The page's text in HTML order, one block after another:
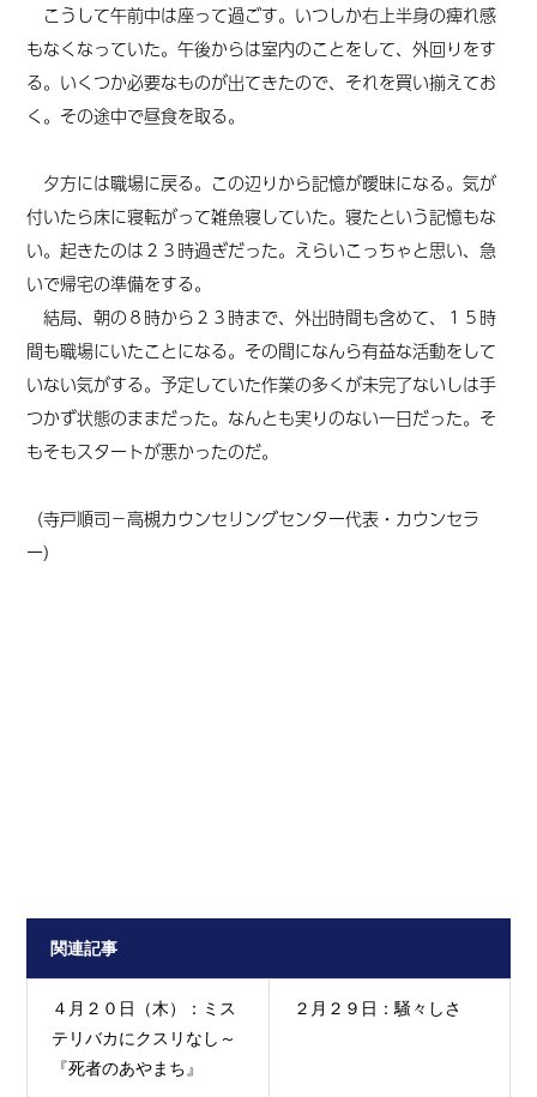
こうして午前中は座って過ごす。いつしか右上半身の痺れ感
もなくなっていた。午後からは室内のことをして、外回りをす
る。いくつか必要なものが出てきたので、それを買い揃えてお
く。その途中で昼食を取る。
夕方には職場に戻る。この辺りから記憶が曖昧になる。気が
付いたら床に寝転がって雑魚寝していた。寝たという記憶もな
い。起きたのは２３時過ぎだった。えらいこっちゃと思い、急
いで帰宅の準備をする。
結局、朝の８時から２３時まで、外出時間も含めて、１５時
間も職場にいたことになる。 その間になんら有益な活動をして
いない気がする。予定していた作業の多くが未完了ないしは手
つかず状態のままだった。なんとも実りのない一日だった。 そ
もそもスタートが悪かったのだ。
（寺戸順司－高槻カウンセリングセンター代表・カウンセラ
ー）
関連記事
４月２０日（木）：ミス
テリバカにクスリなし～
『死者のあやまち』
２月２９日：騒々しさ